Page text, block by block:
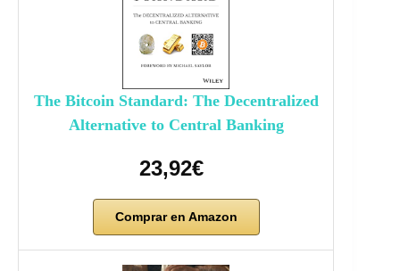
The Bitcoin Standard: The Decentralized
Alternative to Central Banking
23,92€
Comprar en Amazon